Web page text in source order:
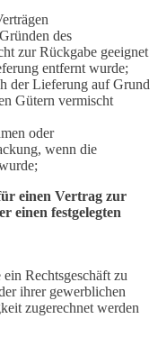
des
zur Rückgabe geeignet
entfernt wurde;
der Lieferung auf Grund
Gütern vermischt
oder
wenn die
einen Vertrag zur
einen festgelegten
Rechtsgeschäft zu
ihrer gewerblichen
zugerechnet werden